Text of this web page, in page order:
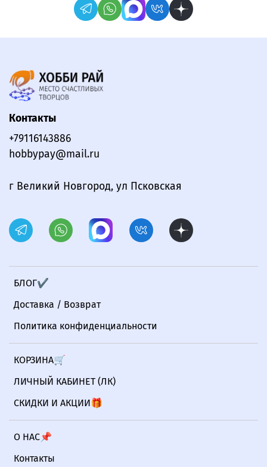
БЛОГ✔
Доставка / Возврат
Политика конфиденциальности
КОРЗИНА🛒
ЛИЧНЫЙ КАБИНЕТ (ЛК)
СКИДКИ И АКЦИИ🎁
О НАС📌
Контакты
Контакты
+79116143886
hobbypay@mail.ru
г Великий Новгород, ул Псковская